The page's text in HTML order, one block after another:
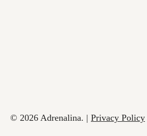
© 2026 Adrenalina. | Privacy Policy